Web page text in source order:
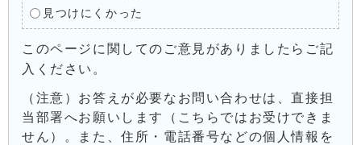
見つけにくかった
このページに関してのご意見がありましたらご記
入ください。
（注意）お答えが必要なお問い合わせは、直接担
当部署へお願いします（こちらではお受けできま
せん）。また、住所・電話番号などの個人情報を